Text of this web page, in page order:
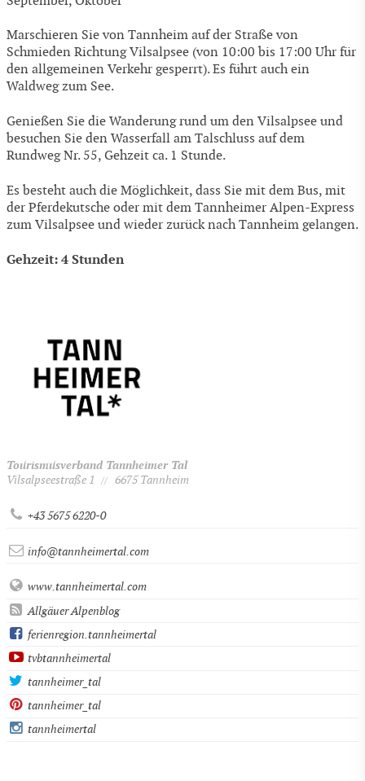
Marschieren Sie von Tannheim auf der Straße von
Schmieden Richtung Vilsalpsee (von 10:00 bis 17:00 Uhr für
den allgemeinen Verkehr gesperrt). Es führt auch ein
Waldweg zum See.
Genießen Sie die Wanderung rund um den Vilsalpsee und
besuchen Sie den Wasserfall am Talschluss auf dem
Rundweg Nr. 55, Gehzeit ca. 1 Stunde.
Es besteht auch die Möglichkeit, dass Sie mit dem Bus, mit
der Pferdekutsche oder mit dem Tannheimer Alpen-Express
zum Vilsalpsee und wieder zurück nach Tannheim gelangen.
Gehzeit: 4 Stunden
Tourismusverband Tannheimer Tal
Vilsalpseestraße 1
// 6675 Tannheim
+43 5675 6220-0
info@tannheimertal.com
www.tannheimertal.com
Allgäuer Alpenblog
ferienregion.tannheimertal
tvbtannheimertal
tannheimer_tal
tannheimer_tal
tannheimertal